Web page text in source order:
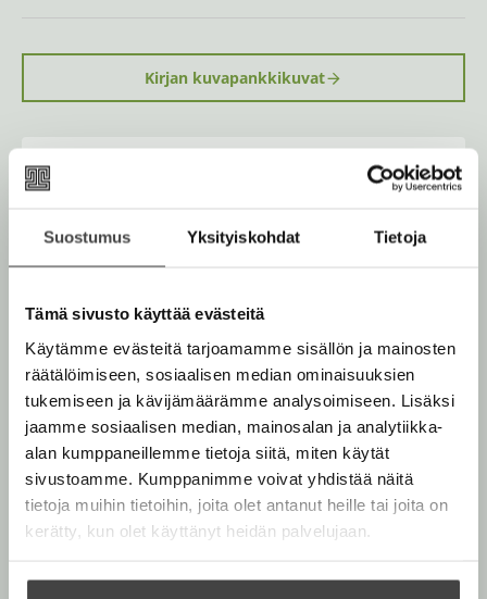
Suostumus Yksityiskohdat Tietoja
Tämä sivusto käyttää evästeitä
Käytämme evästeitä tarjoamamme sisällön ja mainosten
räätälöimiseen, sosiaalisen median ominaisuuksien
tukemiseen ja kävijämäärämme analysoimiseen. Lisäksi
jaamme sosiaalisen median, mainosalan ja analytiikka-
alan kumppaneillemme tietoja siitä, miten käytät
sivustoamme. Kumppanimme voivat yhdistää näitä
tietoja muihin tietoihin, joita olet antanut heille tai joita on
kerätty, kun olet käyttänyt heidän palvelujaan.
Kirjan kuvapankkikuvat
Osta teos
u
t
e
l
e
Rikastettu e-kirja
o
b
e
a
t
A
u
k
e
u
u
n
t
e
l
e
o
o
k
b
e
a
t
A
u
e
Muut teokset
Marraskuu 2026